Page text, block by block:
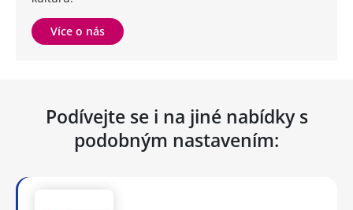
Více o nás
Podívejte se i na jiné nabídky s
podobným nastavením: